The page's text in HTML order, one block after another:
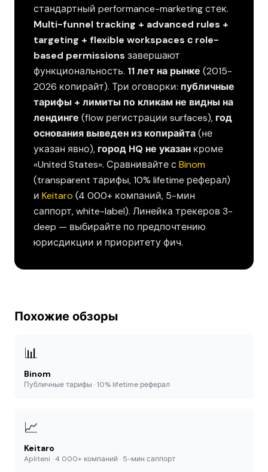
стандартный performance-marketing стек.
Multi-funnel tracking + advanced rules +
targeting + flexible workspaces с role-
based permissions завершают
функциональность. 11 лет на рынке (2015-
2026 копирайт). Три оговорки: публичные
тарифы + лимиты по кликам не видны на
лендинге (flow регистрации surfaces), год
основания выведен из копирайта(не
указан явно), город HQ не указан кроме
«United States». Сравнивайте с Binom
(transparent тарифы, 10% lifetime реферал)
и Keitaro (4 000+ компаний, 5-мин
саппорт, white-label). Линейка трекеров 3-
deep — выбирайте по предпочтению
юрисдикции и приоритету фич.
Похожие обзоры
📊
Binom
Публичные тарифы · 10% lifetime реферал
📈
Keitaro
Apliteni · 4 000+ компаний · 5-мин саппорт